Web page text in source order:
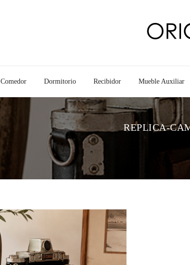
Comedor Dormitorio Recibidor Mueble Auxiliar
REPLICA-